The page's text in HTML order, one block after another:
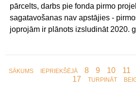
pārcelts, darbs pie fonda pirmo
sagatavošanas nav apstājies -
joprojām ir plānots izsludināt 2020.
SĀKUMS IEPRIEKŠĒJĀ 8 9 10 11
17
TURPINĀT